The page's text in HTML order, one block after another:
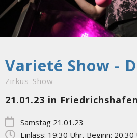
Zirkus-Show
Samstag 21.01.23
Einlass: 19:30 Uhr, Beginn: 20.30